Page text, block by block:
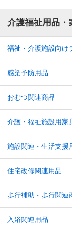
介護福祉用品・
福祉・介護施設向け
感染予防用品
おむつ関連商品
介護・福祉施設用家
施設関連・生活支援
住宅改修関連用品
歩行補助・歩行関連
入浴関連用品